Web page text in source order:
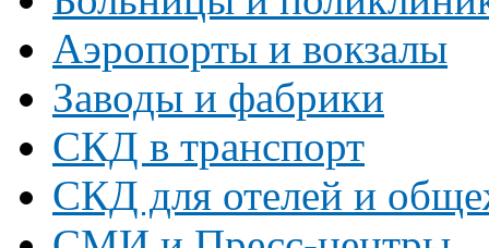
Аэропорты и вокзалы
Заводы и фабрики
СКД в транспорт
СКД для отелей и